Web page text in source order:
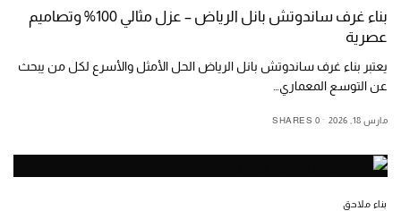
بناء غرف ساندوتش بانل الرياض – عزل مثالي 100% وتصاميم
عصرية
يعتبر بناء غرف ساندوتش بانل الرياض الحل الأمثل والأسرع لكل من يبحث
عن التوسع المعماري…
مارس 18, 2026 0 SHARES
بناء ملاحق